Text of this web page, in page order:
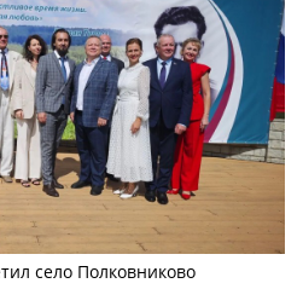
село Полковниково